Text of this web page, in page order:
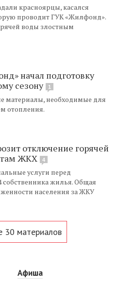
красноярцы, касался
проводит ГУК «Жилфонд».
воды злостным
начал подготовку
сезону
1
материалы, необходимые для
отопления.
отключение горячей
ЖКХ
4
услуги перед
жилья. Общая
населения за ЖКУ
30 материалов
Афиша